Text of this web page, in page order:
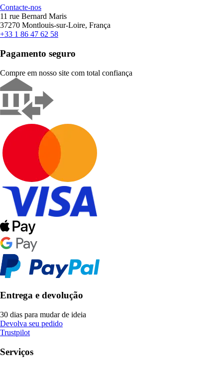
Contacte-nos
11 rue Bernard Maris
37270 Montlouis-sur-Loire, França
+33 1 86 47 62 58
Pagamento seguro
Compre em nosso site com total confiança
Entrega e devolução
30 dias para mudar de ideia
Devolva seu pedido
Trustpilot
Serviços